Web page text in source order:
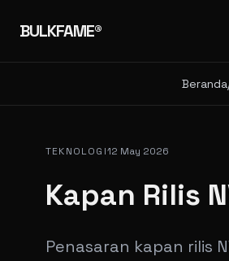
BULKFAME®
Beranda
TEKNOLOGI12 May 2026
Kapan Rilis
Penasaran kapan rilis